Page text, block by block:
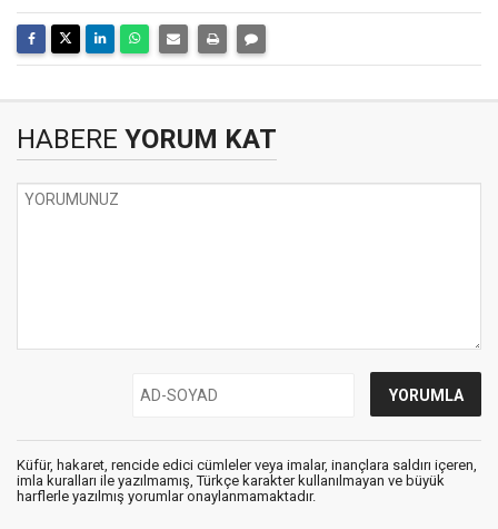
HABERE YORUM KAT
Küfür, hakaret, rencide edici cümleler veya imalar, inançlara saldırı içeren,
imla kuralları ile yazılmamış, Türkçe karakter kullanılmayan ve büyük
harflerle yazılmış yorumlar onaylanmamaktadır.